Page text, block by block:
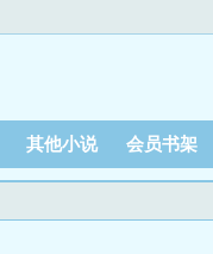
其他小说 会员书架